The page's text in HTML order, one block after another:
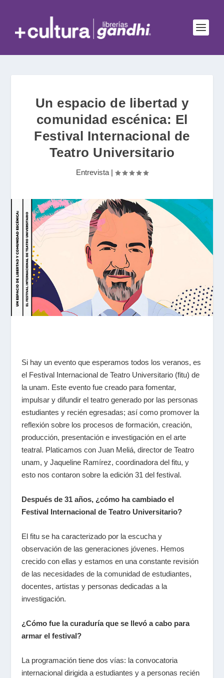
Un espacio de libertad y
comunidad escénica: El
Festival Internacional de
Teatro Universitario
Entrevista |
Si hay un evento que esperamos todos los veranos, es
el Festival Internacional de Teatro Universitario (fitu) de
la unam. Este evento fue creado para fomentar,
impulsar y difundir el teatro generado por las personas
estudiantes y recién egresadas; así como promover la
reflexión sobre los procesos de formación, creación,
producción, presentación e investigación en el arte
teatral. Platicamos con Juan Meliá, director de Teatro
unam, y Jaqueline Ramírez, coordinadora del fitu, y
esto nos contaron sobre la edición 31 del festival.
Después de 31 años, ¿cómo ha cambiado el
Festival Internacional de Teatro Universitario?
El fituse ha caracterizado por la escucha y
observación de las generaciones jóvenes. Hemos
crecido con ellas y estamos en una constante revisión
de las necesidades de la comunidad de estudiantes,
docentes, artistas y personas dedicadas a la
investigación.
¿Cómo fue la curaduría que se llevó a cabo para
armar el festival?
La programación tiene dos vías: la convocatoria
internacional dirigida a estudiantes y a personas recién